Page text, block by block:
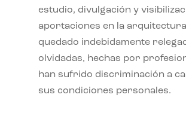
estudio, divulgación y
aportaciones en la
quedado indebidamente
olvidadas, hechas por
han sufrido discriminación a
sus condiciones personales.